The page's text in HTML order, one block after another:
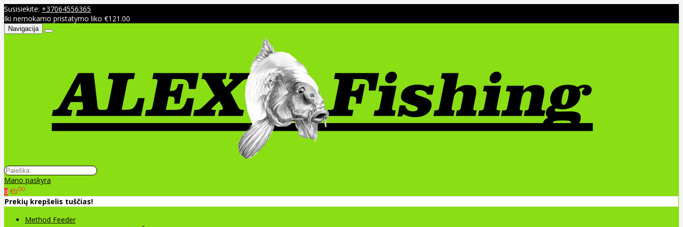
Susisiekite: +37064556365
Iki nemokamo pristatymo liko €121.00
Navigacija
Mano paskyra
0 €000
Prekių krepšelis tuščias!
Method Feeder